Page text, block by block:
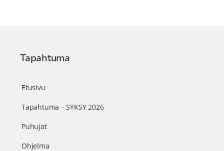
Tapahtuma
Etusivu
Tapahtuma – SYKSY 2026
Puhujat
Ohjelma